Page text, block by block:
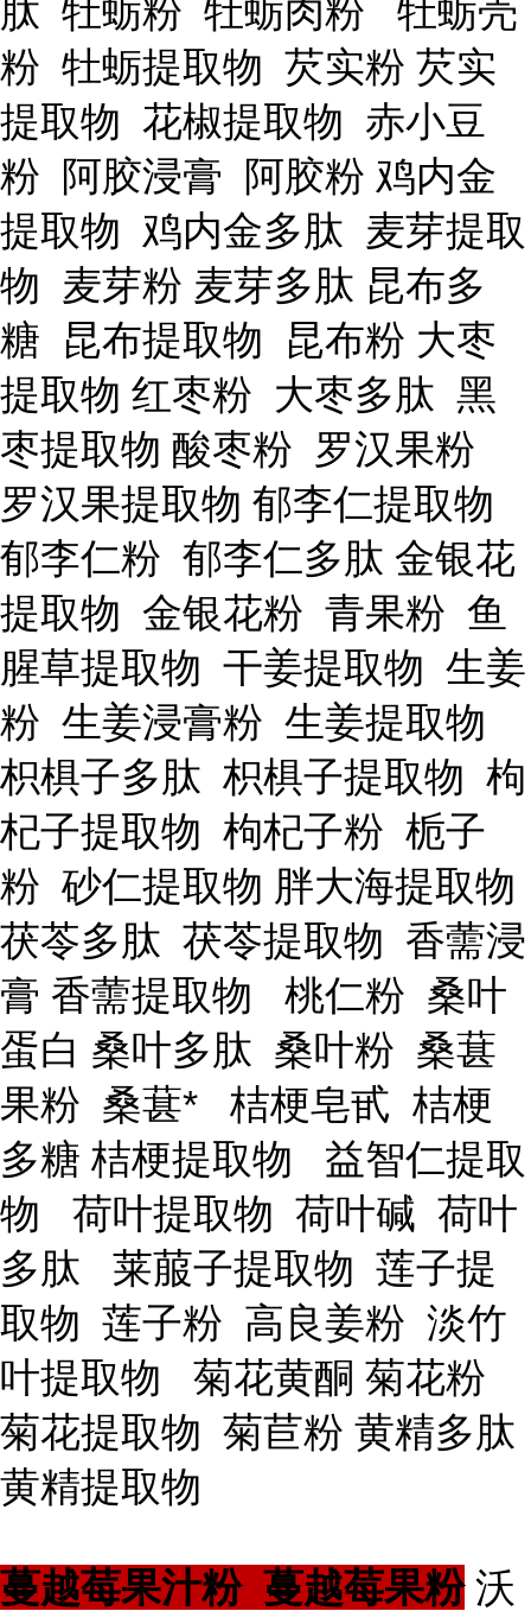
肽 牡蛎粉 牡蛎肉粉 牡蛎壳
粉 牡蛎提取物 芡实粉 芡实
提取物 花椒提取物 赤小豆
粉 阿胶浸膏 阿胶粉 鸡内金
提取物 鸡内金多肽 麦芽提取
物 麦芽粉 麦芽多肽 昆布多
糖 昆布提取物 昆布粉 大枣
提取物 红枣粉 大枣多肽 黑
枣提取物 酸枣粉 罗汉果粉
罗汉果提取物 郁李仁提取物
郁李仁粉 郁李仁多肽 金银花
提取物 金银花粉 青果粉 鱼
腥草提取物 干姜提取物 生姜
粉 生姜浸膏粉 生姜提取物
枳椇子多肽 枳椇子提取物 枸
杞子提取物 枸杞子粉 栀子
粉 砂仁提取物 胖大海提取物
茯苓多肽 茯苓提取物 香薷浸
膏 香薷提取物 桃仁粉 桑叶
蛋白 桑叶多肽 桑叶粉 桑葚
果粉 桑葚* 桔梗皂甙 桔梗
多糖 桔梗提取物 益智仁提取
物 荷叶提取物 荷叶碱 荷叶
多肽 莱菔子提取物 莲子提
取物 莲子粉 高良姜粉 淡竹
叶提取物 菊花黄酮 菊花粉
菊花提取物 菊苣粉 黄精多肽
黄精提取物
蔓越莓果汁粉 蔓越莓果粉沃